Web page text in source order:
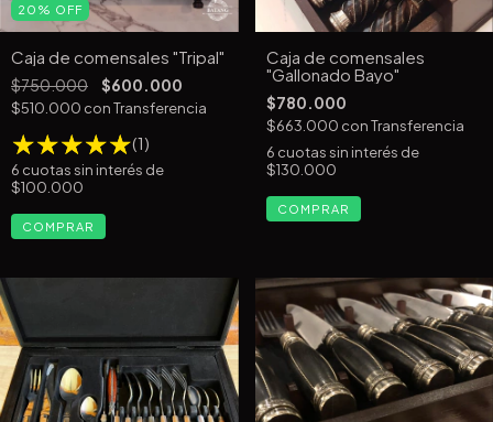
20 % OFF
Caja de comensales "Tripal"
$750.000 $600.000
$510.000 conTransferencia
(1)
6 cuotas sin interés de
$100.000
COMPRAR
Caja de comensales
"Gallonado Bayo"
$780.000
$663.000 conTransferencia
6 cuotas sin interés de
$130.000
COMPRAR